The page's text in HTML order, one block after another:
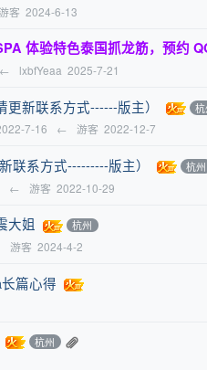
游客 2024-6-13
体验特色泰国抓龙筋，预约
← lxbfYeaa 2025-7-21
新联系方式------版主）
7-16 ← 游客 2022-12-7
联系方式---------版主） 杭州
← 游客 2022-10-29
大姐 杭州
游客 2024-4-2
篇心得
杭州